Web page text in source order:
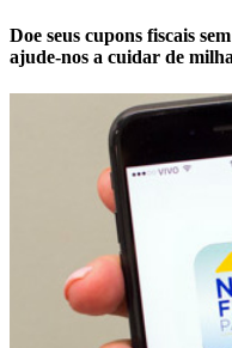
Doe seus cupons fiscais
ajude-nos a cuidar de